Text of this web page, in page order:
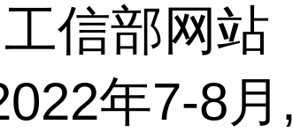
信部网站
年7-8月,